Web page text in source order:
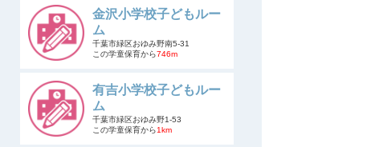
金沢小学校子どもルー
ム
千葉市緑区おゆみ野南5-31
この学童保育から746m
有吉小学校子どもルー
ム
千葉市緑区おゆみ野1-53
この学童保育から1km